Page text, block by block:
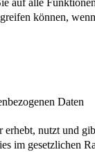
können,
Daten
erhebt, nutzt und
im gesetzlichen